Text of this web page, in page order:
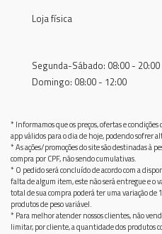
Loja física
Segunda-Sábado: 08:00 - 20:00
Domingo: 08:00 - 12:00
* Informamos que os preços, ofertas e
app válidos para o dia de hoje, podendo sofrer
* As ações/promoções do site são destinadas à
compra por CPF, não sendo cumulativas.
* O pedido será concluído de acordo com a
falta de algum item, este não será entregue e o
total de sua compra poderá ter uma variação de
produtos de peso variável.
* Para melhor atender nossos clientes, não
limitar, por cliente, a quantidade dos produtos